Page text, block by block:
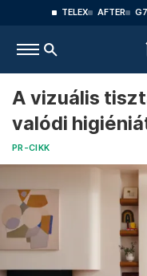
TELEX AFTER G7
A vizuális
valódi
PR-CIKK